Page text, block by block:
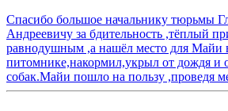
Спасибо большое начальнику тюрьмы
Андреевичу за бдительность ,тёплый
равнодушным ,а нашёл место для Майи
питомнике,накормил,укрыл от дождя и
собак.Майи пошло на пользу ,проведя